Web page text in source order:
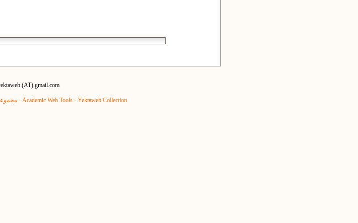
(AT) gmail.com
Academic Web Tools - Yektaweb Collection - مجموعه مدیریت یکپارچه پایگاه‌های اینترنتی